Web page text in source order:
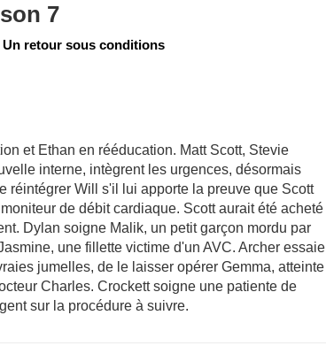
7
Un retour sous conditions
et Ethan en rééducation. Matt Scott, Stevie
interne, intègrent les urgences, désormais
réintégrer Will s'il lui apporte la preuve que Scott
de débit cardiaque. Scott aurait été acheté
Dylan soigne Malik, un petit garçon mordu par
une fillette victime d'un AVC. Archer essaie
jumelles, de le laisser opérer Gemma, atteinte
Charles. Crockett soigne une patiente de
sur la procédure à suivre.